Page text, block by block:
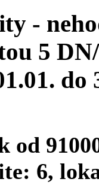
-
5
do
od
6,